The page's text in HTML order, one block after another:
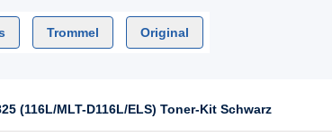
Trommel Original
(116L/MLT-D116L/ELS) Toner-Kit Schwarz